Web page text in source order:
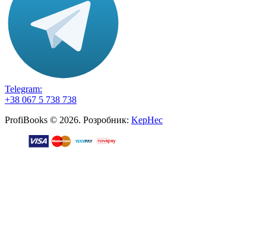
Telegram:
+38 067 5 738 738
ProfiBooks © 2026. Розробник: KepHec